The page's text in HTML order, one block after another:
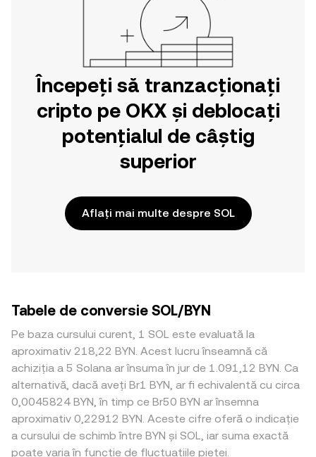
Începeți să tranzacționați
cripto pe OKX și deblocați
potențialul de câștig
superior
Aflați mai multe despre SOL
Tabele de conversie SOL/BYN
Pe baza cursului curent, 1 SOL este evaluată la
aproximativ 218,22 BYN. Acest lucru înseamnă că
achiziția a 5 Solana ar însuma în jur de 1.091,12 BYN. Ca
alternativă, dacă aveți Br1 BYN, ar fi echivalentă cu circa
0,0045824 BYN, în timp ce Br50 BYN ar însemna
aproximativ 0,22912 BYN. Aceste cifre oferă o indicație
a cursului de schimb între BYN și SOL, iar suma exactă
poate varia în funcție de fluctuațiile pieței.